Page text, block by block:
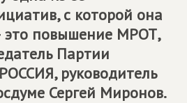
с которой она
это повышение МРОТ,
Партии
, руководитель
Сергей Миронов.